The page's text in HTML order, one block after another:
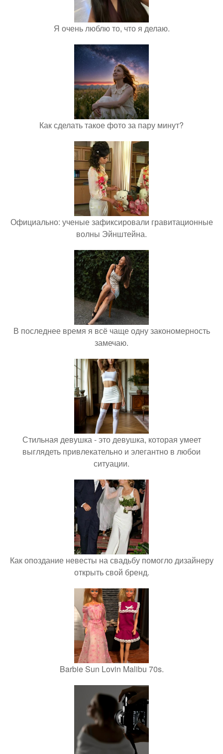
Я очень люблю то, что я делаю.
Как сделать такое фото за пару минут?
Официально: ученые зафиксировали гравитационные
волны Эйнштейна.
В последнее время я всё чаще одну закономерность
замечаю.
Стильная девушка - это девушка, которая умеет
выглядеть привлекательно и элегантно в любои
ситуации.
Как опоздание невесты на свадьбу помогло дизайнеру
открыть свой бренд.
Barbie Sun Lovin Malibu 70s.